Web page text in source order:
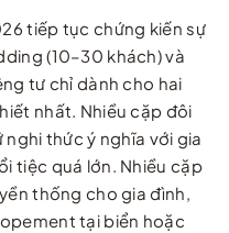
tiếp tục chứng kiến sự
(10–30 khách) và
tư chỉ dành cho hai
nhất. Nhiều cặp đôi
nghi thức ý nghĩa với gia
tiệc quá lớn. Nhiều cặp
thống cho gia đình,
tại biển hoặc